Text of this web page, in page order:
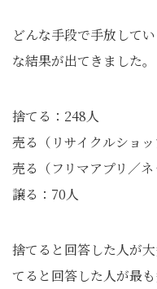
どんな手段で手放して
な結果が出てきました。
捨てる：248人
売る（リサイクルショ
売る（フリマアプリ／
譲る：70人
捨てると回答した人が
てると回答した人が最